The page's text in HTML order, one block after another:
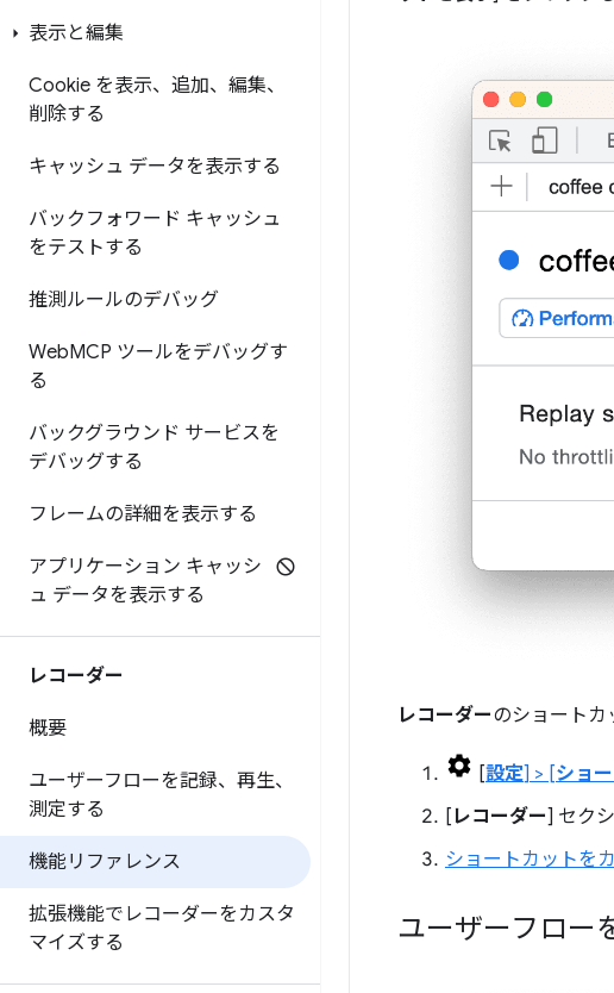
表示と編集
Cookie を表示、追加、編集、
削除する
キャッシュ データを表示する
バックフォワード キャッシュ
をテストする
推測ルールのデバッグ
WebMCP ツールをデバッグす
る
バックグラウンド サービスを
デバッグする
フレームの詳細を表示する
アプリケーション キャッシ
ュ データを表示する
レコーダー
概要
ユーザーフローを記録、再生、
測定する
機能リファレンス
拡張機能でレコーダーをカスタ
マイズする
レコーダーのショートカ
[設定] > [ショ
[ レコーダー] セク
ショートカットを
ユーザーフロー